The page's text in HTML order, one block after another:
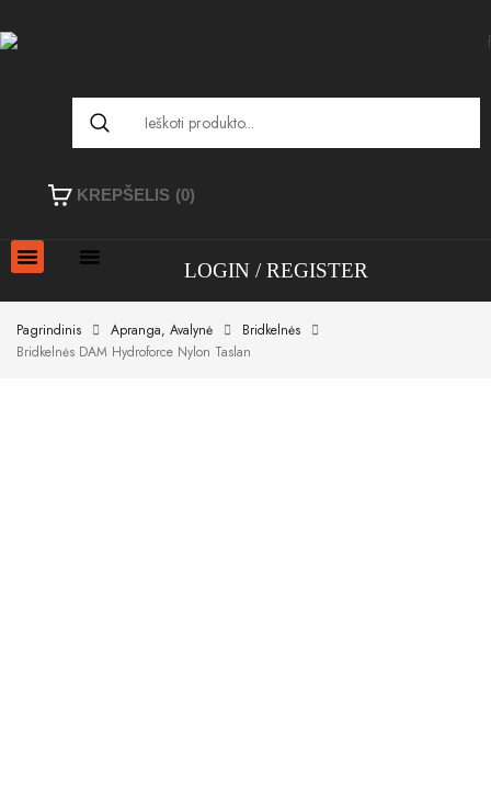
KREPŠELIS (0)
LOGIN REGISTER
Pagrindinis Apranga, Avalynė
Bridkelnės
Bridkelnės DAM Hydroforce Nylon Taslan